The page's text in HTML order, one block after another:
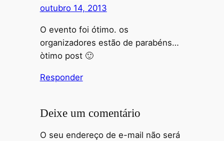
outubro 14, 2013
O evento foi ótimo. os
organizadores estão de parabéns…
òtimo post 🙂
Responder
Deixe um comentário
O seu endereço de e-mail não será